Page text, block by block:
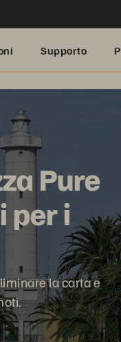
Supporto
Pure
per i
la carta e